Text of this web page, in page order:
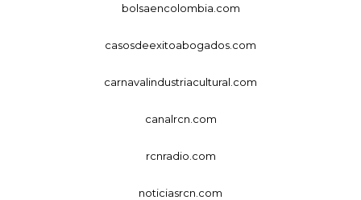
bolsaencolombia.com
casosdeexitoabogados.com
carnavalindustriacultural.com
canalrcn.com
rcnradio.com
noticiasrcn.com